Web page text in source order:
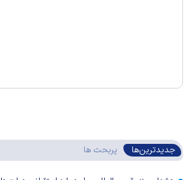
جدیدترین‌ها پربحث ها